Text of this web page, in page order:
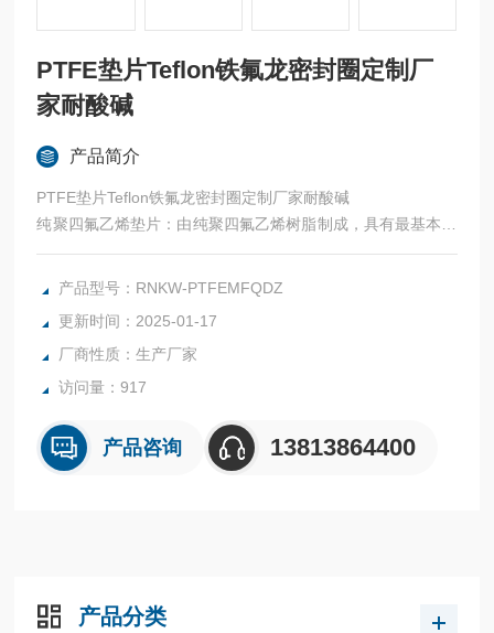
PTFE垫片Teflon铁氟龙密封圈定制厂
家耐酸碱
产品简介
PTFE垫片Teflon铁氟龙密封圈定制厂家耐酸碱
纯聚四氟乙烯垫片：由纯聚四氟乙烯树脂制成，具有最基本的
聚四氟乙烯特性，如优异的耐腐蚀性、耐高低温性等，适用于
大多数常规的耐腐蚀、耐温密封场合。
产品型号：RNKW-PTFEMFQDZ
更新时间：2025-01-17
厂商性质：生产厂家
访问量：917
产品咨询 13813864400
产品分类